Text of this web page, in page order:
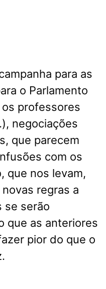
para as
o Parlamento
professores
negociações
que parecem
com os
que nos levam,
regras a
se serão
que as anteriores
pior do que o